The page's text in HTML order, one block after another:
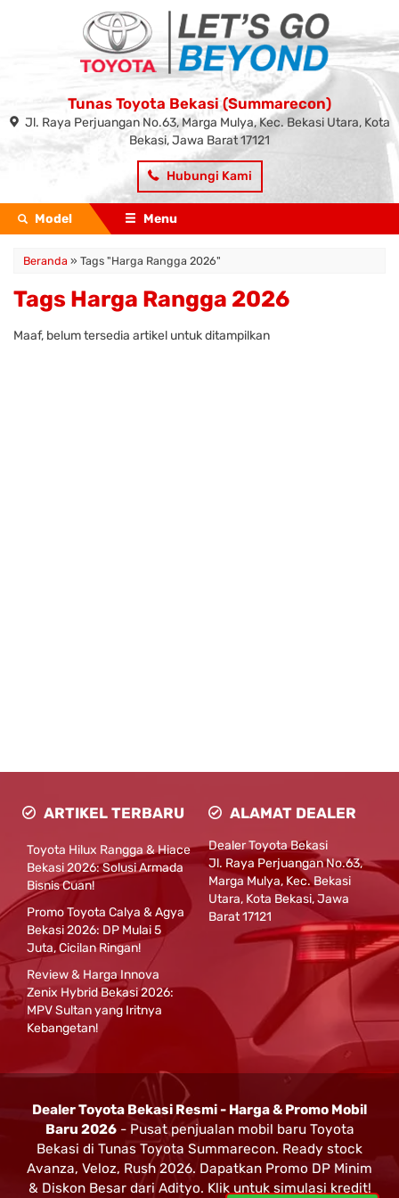
Tunas Toyota Bekasi (Summarecon)
Jl. Raya Perjuangan No.63, Marga Mulya, Kec. Bekasi Utara, Kota
Bekasi, Jawa Barat 17121
Hubungi Kami
Model Menu
Beranda » Tags "Harga Rangga 2026"
Tags Harga Rangga 2026
Maaf, belum tersedia artikel untuk ditampilkan
ARTIKEL TERBARU
Toyota Hilux Rangga & Hiace
Bekasi 2026: Solusi Armada
Bisnis Cuan!
Promo Toyota Calya & Agya
Bekasi 2026: DP Mulai 5
Juta, Cicilan Ringan!
Review & Harga Innova
Zenix Hybrid Bekasi 2026:
MPV Sultan yang Iritnya
Kebangetan!
ALAMAT DEALER
Dealer Toyota Bekasi
Jl. Raya Perjuangan No.63,
Marga Mulya, Kec. Bekasi
Utara, Kota Bekasi, Jawa
Barat 17121
Dealer Toyota Bekasi Resmi - Harga & Promo Mobil
Baru 2026- Pusat penjualan mobil baru Toyota
Bekasi di Tunas Toyota Summarecon. Ready stock
Avanza, Veloz, Rush 2026. Dapatkan Promo DP Minim
& Diskon Besar dari Adityo. Klik untuk simulasi kredit!